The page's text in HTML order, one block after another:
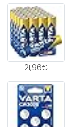
21,96€